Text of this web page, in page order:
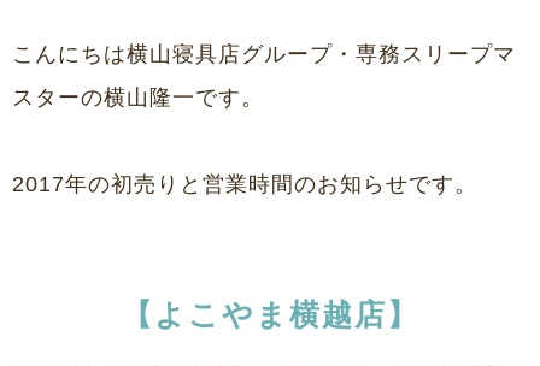
こんにちは横山寝具店グループ・専務スリープマ
スターの横山隆一です。
2017年の初売りと営業時間のお知らせです。
【よこやま横越店】